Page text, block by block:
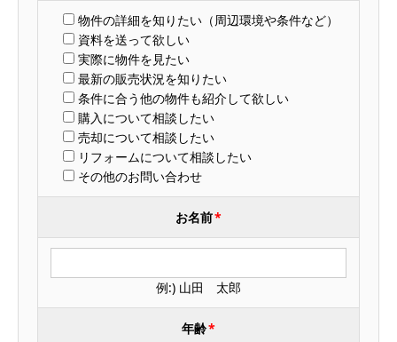
物件の詳細を知りたい（周辺環境や条件など）
資料を送って欲しい
実際に物件を見たい
最新の販売状況を知りたい
条件に合う他の物件も紹介して欲しい
購入について相談したい
売却について相談したい
リフォームについて相談したい
その他のお問い合わせ
お名前*
例:) 山田 太郎
年齢*